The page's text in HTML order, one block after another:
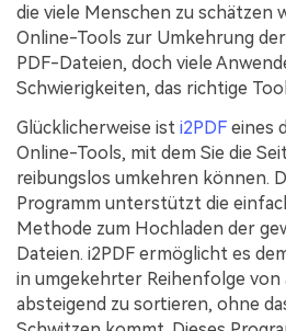
die viele Menschen zu schätzen
Online-Tools zur Umkehrung
PDF-Dateien, doch viele
Schwierigkeiten, das richtige
Glücklicherweise ist i2PDF eines
Online-Tools, mit dem Sie die
reibungslos umkehren können.
Programm unterstützt die
Methode zum Hochladen der
Dateien. i2PDF ermöglicht es
in umgekehrter Reihenfolge von
absteigend zu sortieren, ohne